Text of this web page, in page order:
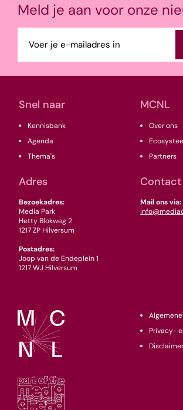
Snel naar
Kennisbank
Agenda
Thema's
MCNL
Over ons
Partners
Adres
Bezoekadres:
Media Park
Hetty Blokweg 2
1217 ZP Hilversum
Postadres:
Joop van de Endeplein 1
1217 WJ Hilversum
Contact
Mail ons via:
Meld je aan voor onze
mailadres
(Vereist)
Privacy-
Disclaimer